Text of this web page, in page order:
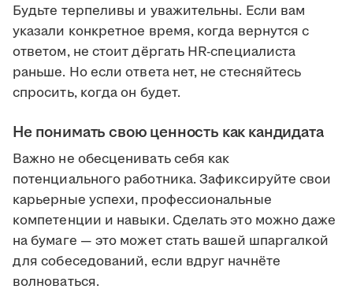
Будьте терпеливы и уважительны. Если вам
указали конкретное время, когда вернутся с
ответом, не стоит дёргать HR-специалиста
раньше. Но если ответа нет, не стесняйтесь
спросить, когда он будет.
Не понимать свою ценность как кандидата
Важно не обесценивать себя как
потенциального работника. Зафиксируйте свои
карьерные успехи, профессиональные
компетенции и навыки. Сделать это можно даже
на бумаге — это может стать вашей шпаргалкой
для собеседований, если вдруг начнёте
волноваться.